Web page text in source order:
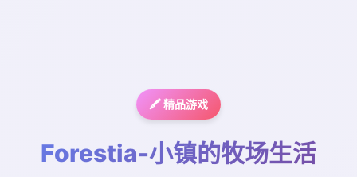
🖍️ 精品游戏
Forestia-小镇的牧场生活